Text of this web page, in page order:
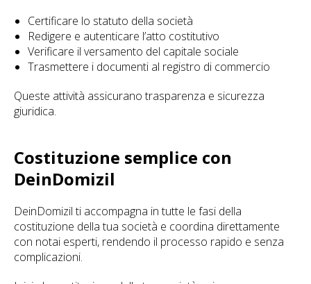
Certificare lo statuto della società
Redigere e autenticare l’atto costitutivo
Verificare il versamento del capitale sociale
Trasmettere i documenti al registro di commercio
Queste attività assicurano trasparenza e sicurezza
giuridica.
Costituzione semplice con
DeinDomizil
DeinDomizil ti accompagna in tutte le fasi della
costituzione della tua società e coordina direttamente
con notai esperti, rendendo il processo rapido e senza
complicazioni.